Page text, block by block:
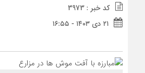
کد خبر : 3973
۲۱ دی ۱۴۰۳ - ۱۶:۵۵